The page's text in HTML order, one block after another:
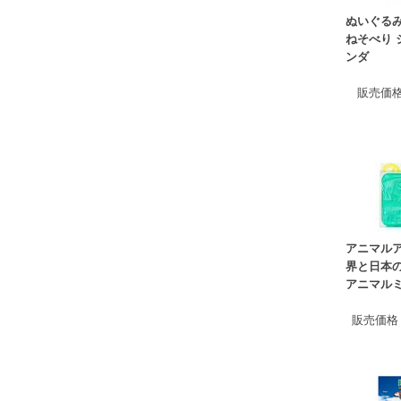
ぬいぐる
ねそべり
ンダ
販売価
アニマル
界と日本
アニマル
販売価格